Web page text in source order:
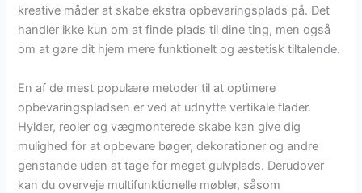
kreative måder at skabe ekstra opbevaringsplads på. Det
handler ikke kun om at finde plads til dine ting, men også
om at gøre dit hjem mere funktionelt og æstetisk tiltalende.
En af de mest populære metoder til at optimere
opbevaringspladsen er ved at udnytte vertikale flader.
Hylder, reoler og vægmonterede skabe kan give dig
mulighed for at opbevare bøger, dekorationer og andre
genstande uden at tage for meget gulvplads. Derudover
kan du overveje multifunktionelle møbler, såsom